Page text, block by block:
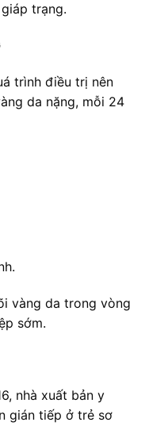
trạng.
trình điều trị nên
da nặng, mỗi 24
vàng da trong vòng
sớm.
nhà xuất bản y
gián tiếp ở trẻ sơ